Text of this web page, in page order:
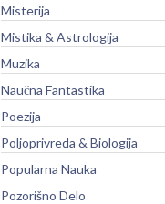
Misterija
Mistika & Astrologija
Muzika
Naučna Fantastika
Poezija
Poljoprivreda & Biologija
Popularna Nauka
Pozorišno Delo